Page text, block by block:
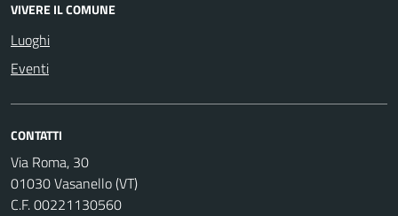
VIVERE IL COMUNE
Luoghi
Eventi
CONTATTI
Via Roma, 30
01030 Vasanello (VT)
C.F. 00221130560